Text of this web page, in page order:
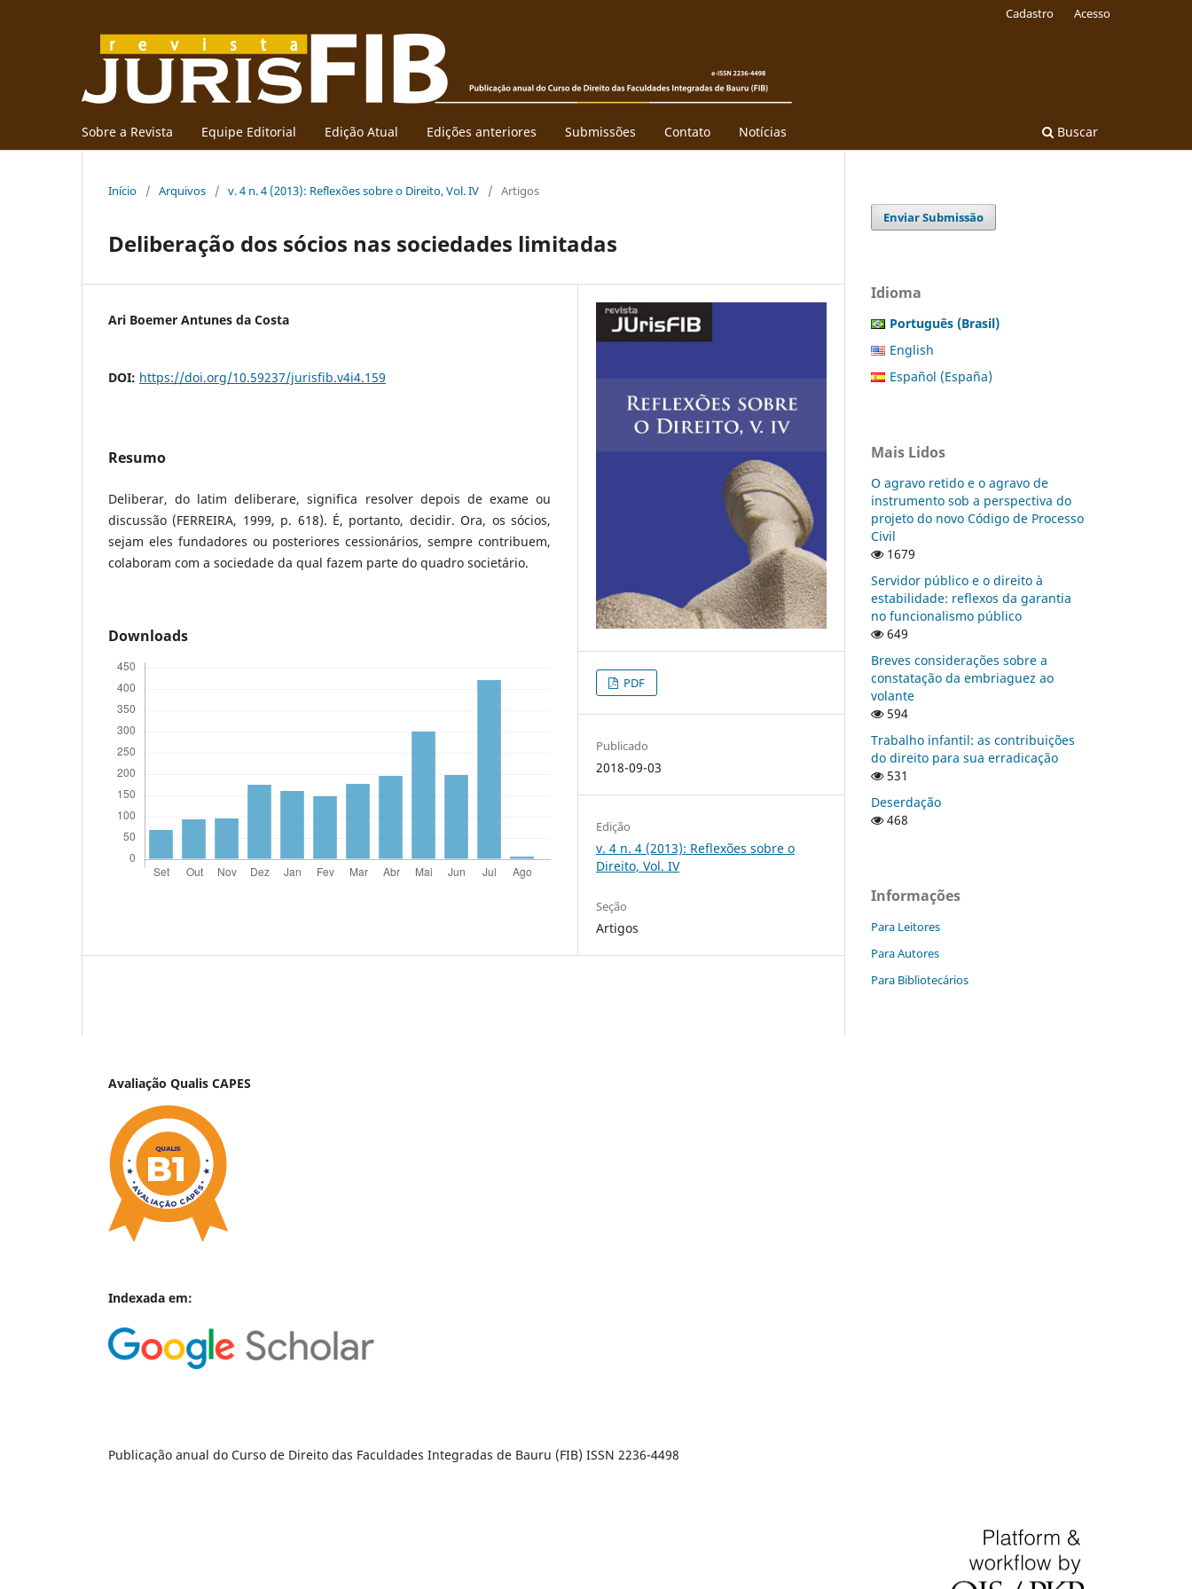
Sobre a Revista Equipe Editorial Edição Atual Edições anteriores Submissões Contato Notícias Buscar
Cadastro Acesso
Início / Arquivos / v. 4 n. 4 (2013): Reflexões sobre o Direito, Vol. IV / Artigos
Deliberação dos sócios nas sociedades limitadas
Ari Boemer Antunes da Costa
DOI: https://doi.org/10.59237/jurisfib.v4i4.159
Resumo
Deliberar, do latim deliberare, significa resolver depois de exame ou
discussão (FERREIRA, 1999, p. 618). É, portanto, decidir. Ora, os sócios,
sejam eles fundadores ou posteriores cessionários, sempre contribuem,
colaboram com a sociedade da qual fazem parte do quadro societário.
Downloads
PDF
Publicado
2018-09-03
Edição
v. 4 n. 4 (2013): Reflexões sobre o
Direito, Vol. IV
Seção
Artigos
Enviar Submissão
Idioma
Português (Brasil)
English
Español (España)
Mais Lidos
O agravo retido e o agravo de
instrumento sob a perspectiva do
projeto do novo Código de Processo
Civil
1679
Servidor público e o direito à
estabilidade: reflexos da garantia
no funcionalismo público
649
Breves considerações sobre a
constatação da embriaguez ao
volante
594
Trabalho infantil: as contribuições
do direito para sua erradicação
531
Deserdação
468
Informações
Para Leitores
Para Autores
Para Bibliotecários
Avaliação Qualis CAPES
Indexada em:
Publicação anual do Curso de Direito das Faculdades Integradas de Bauru (FIB) ISSN 2236-4498